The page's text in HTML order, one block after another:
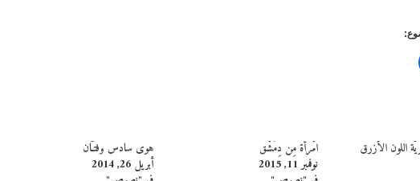
اللون الأزرق
امْرأة مِن دِمَشْق
نوفمبر 11, 2015
هوى سادس وفتـَّان
أبريل 26, 2014